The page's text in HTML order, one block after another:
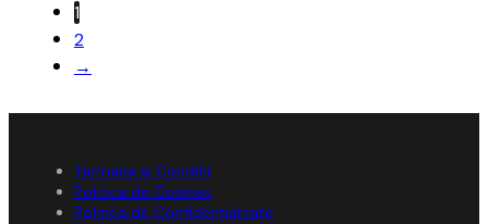
1
2
→
Termene și Condiții
Politica de Cookies
Politica de Confidențialitate